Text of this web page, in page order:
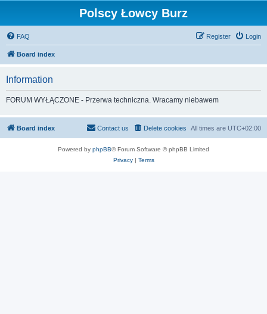
Polscy Łowcy Burz
FAQ Login
Register
Board index
Information
FORUM WYŁĄCZONE - Przerwa techniczna. Wracamy niebawem
Board index All times are UTC+02:00
Delete cookies
Contact us
Powered by phpBB® Forum Software © phpBB Limited
Privacy| Terms